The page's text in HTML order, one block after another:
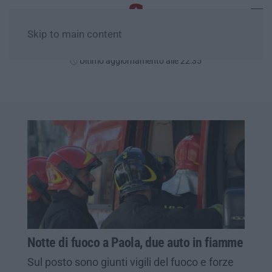
Skip to main content
Ultimo aggiornamento alle 22:35
Notte di fuoco a Paola, due auto in fiamme
Sul posto sono giunti vigili del fuoco e forze